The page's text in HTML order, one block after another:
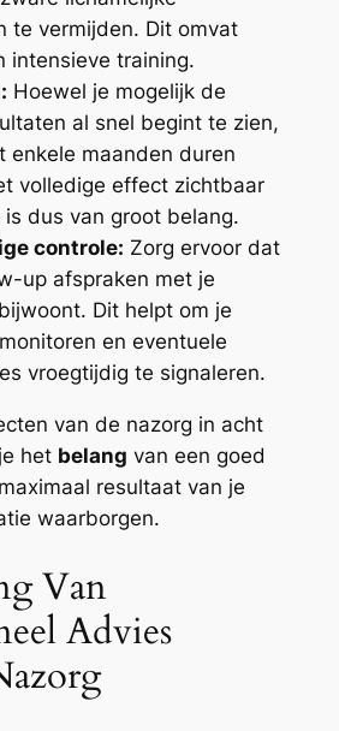
te vermijden. Dit omvat
intensieve training.
Hoewel je mogelijk de
al snel begint te zien,
enkele maanden duren
volledige effect zichtbaar
is dus van groot belang.
controle: Zorg ervoor dat
up afspraken met je
Dit helpt om je
en eventuele
vroegtijdig te signaleren.
van de nazorg in acht
het belang van een goed
resultaat van je
waarborgen.
Van
Advies